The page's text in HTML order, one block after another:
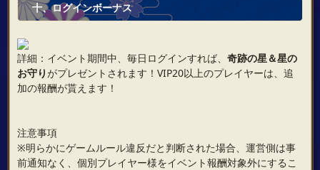
十、ログインボーナス
詳細：イベント期間中、毎日ログインすれば、 奇跡の星＆星の
お守りがプレゼントされます！VIP20以上のプレイヤーは、追
加の報酬が貰えます！
注意事項
※明らかにゲームルール違反だと判断された場合、運営側は事
前通知なく、個別プレイヤー様をイベント報酬対象外にするこ